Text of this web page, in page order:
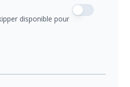
disponible pour